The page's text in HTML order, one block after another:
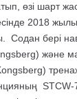
өзі шарт
2018 жылы
Содан бері
және
STCW-